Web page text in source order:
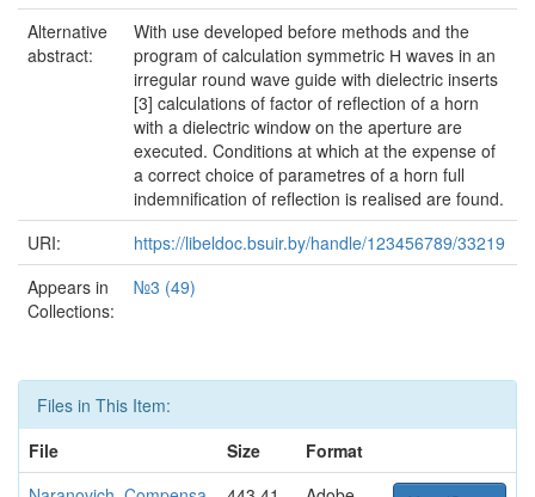
Alternative
abstract:
With use developed before methods and the
program of calculation symmetric Н waves in an
irregular round wave guide with dielectric inserts
[3] calculations of factor of reflection of a horn
with a dielectric window on the aperture are
executed. Conditions at which at the expense of
a correct choice of parametres of a horn full
indemnification of reflection is realised are found.
URI:
https://libeldoc.bsuir.by/handle/123456789/33219
Appears in
Collections:
№3 (49)
Files in This Item:
File
Size
Format